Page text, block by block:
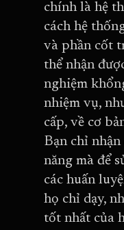
chính là hệ
cách hệ
và phần cốt
thể nhận
nghiệm
nhiệm vụ,
cấp, về cơ
Bạn chỉ
năng mà để
các huấn
họ chỉ dạy,
tốt nhất của